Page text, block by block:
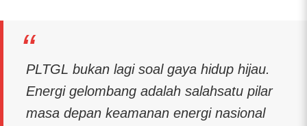
PLTGL bukan lagi soal gaya hidup hijau.
Energi gelombang adalah salahsatu pilar
masa depan keamanan energi nasional